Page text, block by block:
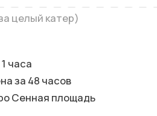
целый катер)
часа
за 48 часов
Сенная площадь